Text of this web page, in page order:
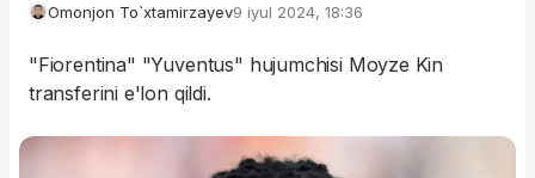
Omonjon To`xtamirzayev9 iyul 2024, 18:36
"Fiorentina" "Yuventus" hujumchisi Moyze Kin
transferini e'lon qildi.